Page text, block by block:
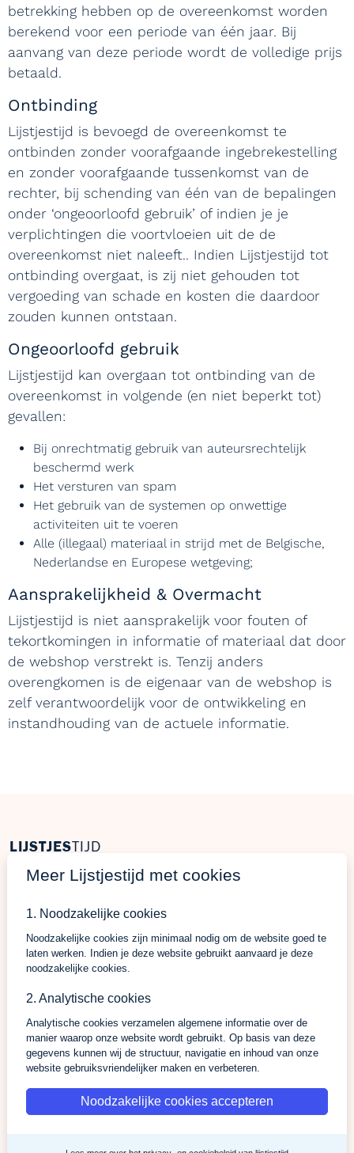
betrekking hebben op de overeenkomst worden
berekend voor een periode van één jaar. Bij
aanvang van deze periode wordt de volledige prijs
betaald.
Ontbinding
Lijstjestijd is bevoegd de overeenkomst te
ontbinden zonder voorafgaande ingebrekestelling
en zonder voorafgaande tussenkomst van de
rechter, bij schending van één van de bepalingen
onder ‘ongeoorloofd gebruik’ of indien je je
verplichtingen die voortvloeien uit de de
overeenkomst niet naleeft.. Indien Lijstjestijd tot
ontbinding overgaat, is zij niet gehouden tot
vergoeding van schade en kosten die daardoor
zouden kunnen ontstaan.
Ongeoorloofd gebruik
Lijstjestijd kan overgaan tot ontbinding van de
overeenkomst in volgende (en niet beperkt tot)
gevallen:
Bij onrechtmatig gebruik van auteursrechtelijk
beschermd werk
Het versturen van spam
Het gebruik van de systemen op onwettige
activiteiten uit te voeren
Alle (illegaal) materiaal in strijd met de Belgische,
Nederlandse en Europese wetgeving;
Aansprakelijkheid & Overmacht
Lijstjestijd is niet aansprakelijk voor fouten of
tekortkomingen in informatie of materiaal dat door
de webshop verstrekt is. Tenzij anders
overengkomen is de eigenaar van de webshop is
zelf verantwoordelijk voor de ontwikkeling en
instandhouding van de actuele informatie.
LIJSTJESTIJD
Welkom op Lijstjestijd, hét online platform om verlanglijstjes
Bezoekers
Verlangslijstjes maken
Cadeaulijstje
personaliseren
Contacteer ons
Wordt lid van onze L-club
Contacteer ons
Over ons
Meer Lijstjestijd met cookies
1. Noodzakelijke cookies
Noodzakelijke cookies zijn minimaal nodig om de website goed te
laten werken. Indien je deze website gebruikt aanvaard je deze
noodzakelijke cookies.
2. Analytische cookies
Analytische cookies verzamelen algemene informatie over de
manier waarop onze website wordt gebruikt. Op basis van deze
gegevens kunnen wij de structuur, navigatie en inhoud van onze
website gebruiksvriendelijker maken en verbeteren.
Noodzakelijke cookies accepteren